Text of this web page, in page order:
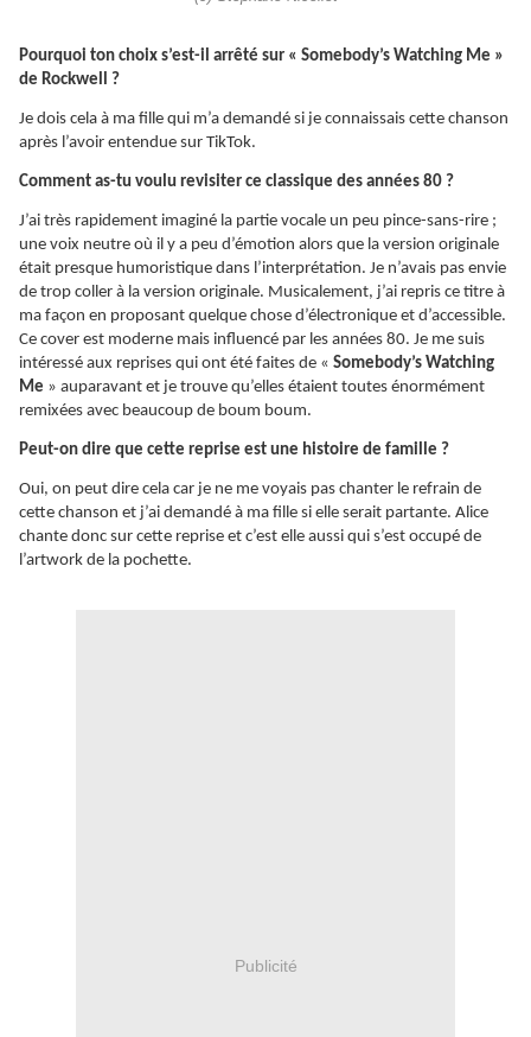
Pourquoi ton choix s’est-il arrêté sur « Somebody’s Watching Me »
de Rockwell ?
Je dois cela à ma fille qui m’a demandé si je connaissais cette chanson
après l’avoir entendue sur TikTok.
Comment as-tu voulu revisiter ce classique des années 80 ?
J’ai très rapidement imaginé la partie vocale un peu pince-sans-rire ;
une voix neutre où il y a peu d’émotion alors que la version originale
était presque humoristique dans l’interprétation. Je n’avais pas envie
de trop coller à la version originale. Musicalement, j’ai repris ce titre à
ma façon en proposant quelque chose d’électronique et d’accessible.
Ce cover est moderne mais influencé par les années 80. Je me suis
intéressé aux reprises qui ont été faites de « Somebody’s Watching
Me » auparavant et je trouve qu’elles étaient toutes énormément
remixées avec beaucoup de boum boum.
Peut-on dire que cette reprise est une histoire de famille ?
Oui, on peut dire cela car je ne me voyais pas chanter le refrain de
cette chanson et j’ai demandé à ma fille si elle serait partante. Alice
chante donc sur cette reprise et c’est elle aussi qui s’est occupé de
l’artwork de la pochette.
Publicité